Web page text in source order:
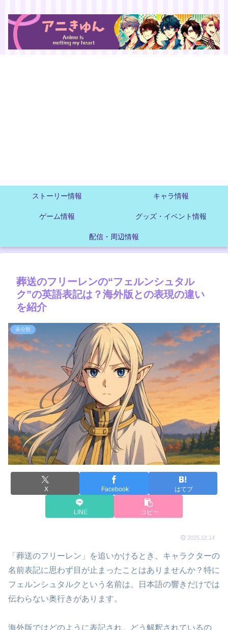
ストーリー情報 キャラ情報
ゲーム情報 グッズ・イベント情報
配信・周辺情報
葬送のフリーレンの“フェルンシュタル
ク”の英語表記は？海外版との表現の違い
を紹介
未分類
X Facebook はてブ
LINE コピー
2025.12.14
「葬送のフリーレン」を追いかけるとき、キャラクターの
名前表記に思わず目が止まったことはありませんか？特に
フェルンシュタルクという名前は、日本語の響きだけでは
伝わらない奥行きがあります。
海外版ではどのように表記され、どう解釈されているの